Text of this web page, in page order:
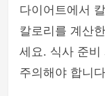
다이어트에서
칼로리를 계산
세요. 식사 준비
주의해야 합니